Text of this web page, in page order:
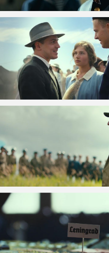
VOIR LA PHOTO EN
VOIR LA PHOTO EN
VOIR LA PHOTO EN